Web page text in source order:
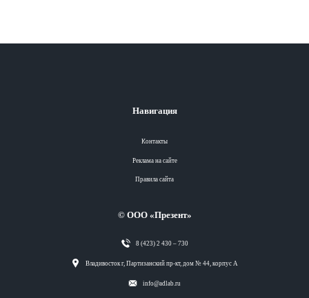
Навигация
Контакты
Реклама на сайте
Правила сайта
© ООО «Презент»
8 (423) 2 430 – 730
Владивосток г, Партизанский пр-кт, дом № 44, корпус А
info@adlab.ru